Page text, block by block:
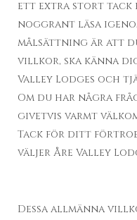
ett extra stort
noggrant läsa
målsättning är att
villkor, ska känna
Valley Lodges och
Om du har några
givetvis varmt
Tack för ditt
väljer Åre Valley
Dessa allmänna